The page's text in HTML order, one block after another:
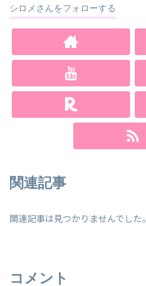
シロメさんをフォローする
関連記事
関連記事は見つかりませんでした。
コメント